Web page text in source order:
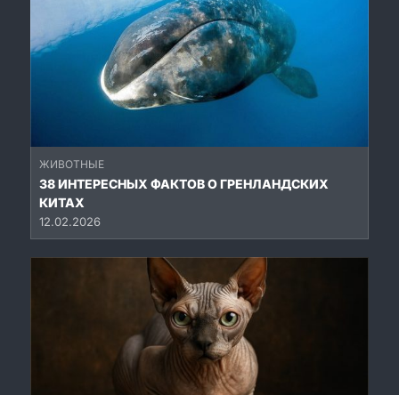
ЖИВОТНЫЕ
38 ИНТЕРЕСНЫХ ФАКТОВ О ГРЕНЛАНДСКИХ
КИТАХ
12.02.2026